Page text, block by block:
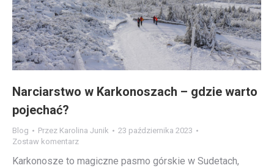
Narciarstwo w Karkonoszach – gdzie warto
pojechać?
Blog Przez Karolina Junik
23 października 2023
Zostaw komentarz
Karkonosze to magiczne pasmo górskie w Sudetach,